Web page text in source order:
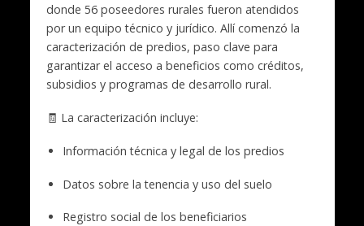
donde 56 poseedores rurales fueron atendidos
por un equipo técnico y jurídico. Allí comenzó la
caracterización de predios, paso clave para
garantizar el acceso a beneficios como créditos,
subsidios y programas de desarrollo rural.
🧾 La caracterización incluye:
Información técnica y legal de los predios
Datos sobre la tenencia y uso del suelo
Registro social de los beneficiarios